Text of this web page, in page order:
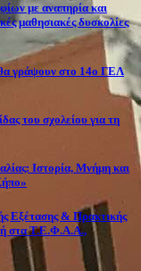
με αναπηρία και
μαθησιακές δυσκολίες
γράψουν στο 14ο ΓΕΛ
του σχολείου για τη
Ιστορία, Μνήμη και
Εξέτασης & Πρακτικής
στα Τ.Ε.Φ.Α.Α.,